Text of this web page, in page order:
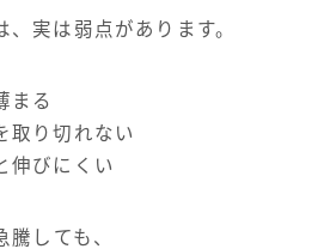
実は弱点があります。
まる
取り切れない
伸びにくい
しても、